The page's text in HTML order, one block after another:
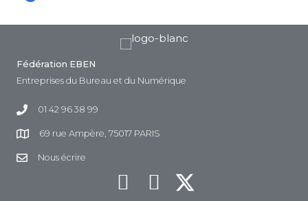
Fédération EBEN
Entreprises du Bureau et du Numérique
01 42 96 38 99
69 rue Ampère, 75017 PARIS
Nous écrire